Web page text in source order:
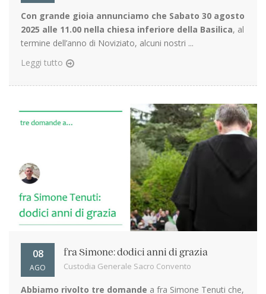
Con grande gioia annunciamo che Sabato 30 agosto
2025 alle 11.00 nella chiesa inferiore della Basilica, al
termine dell’anno di Noviziato, alcuni nostri ...
Leggi tutto
08
AGO
fra Simone: dodici anni di grazia
Custodia Generale Sacro Convento
Abbiamo rivolto tre domande a fra Simone Tenuti che,